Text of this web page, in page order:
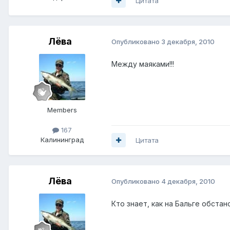
Лёва
Members
167
Калининград
Опубликовано 3 декабря, 2010
Между маяками!!!
Цитата
Лёва Опубликовано 4 декабря, 2010
Кто знает, как на Бальге